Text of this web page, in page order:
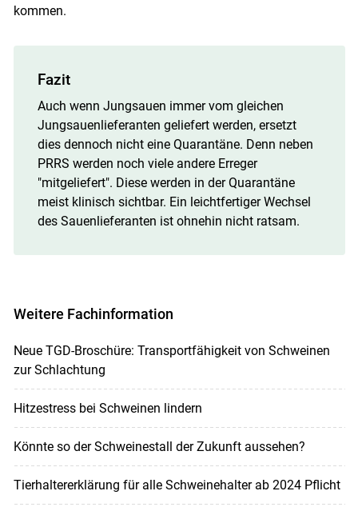
kommen.
Fazit
Auch wenn Jungsauen immer vom gleichen
Jungsauenlieferanten geliefert werden, ersetzt
dies dennoch nicht eine Quarantäne. Denn neben
PRRS werden noch viele andere Erreger
"mitgeliefert". Diese werden in der Quarantäne
meist klinisch sichtbar. Ein leichtfertiger Wechsel
des Sauenlieferanten ist ohnehin nicht ratsam.
Weitere Fachinformation
Neue TGD-Broschüre: Transportfähigkeit von Schweinen
zur Schlachtung
Hitzestress bei Schweinen lindern
Könnte so der Schweinestall der Zukunft aussehen?
Tierhaltererklärung für alle Schweinehalter ab 2024 Pflicht